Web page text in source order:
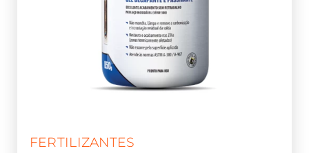
FERTILIZANTES